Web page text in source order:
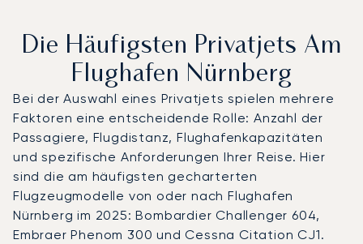
Die Häufigsten Privatjets Am
Flughafen Nürnberg
Bei der Auswahl eines Privatjets spielen mehrere
Faktoren eine entscheidende Rolle: Anzahl der
Passagiere, Flugdistanz, Flughafenkapazitäten
und spezifische Anforderungen Ihrer Reise. Hier
sind die am häufigsten gecharterten
Flugzeugmodelle von oder nach Flughafen
Nürnberg im 2025: Bombardier Challenger 604,
Embraer Phenom 300 und Cessna Citation CJ1.